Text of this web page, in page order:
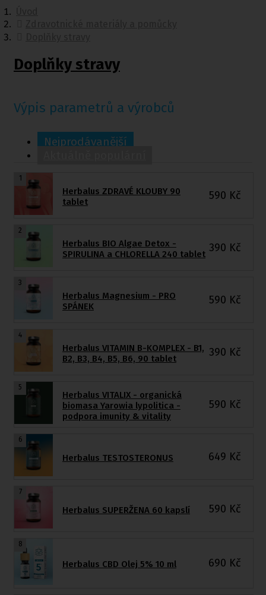
Doplňky stravy
Výpis parametrů a výrobců
Nejprodávanější
1
Herbalus ZDRAVÉ KLOUBY 90
tablet
590 Kč
2
Herbalus BIO Algae Detox -
SPIRULINA a CHLORELLA 240 tablet 390 Kč
3
Herbalus Magnesium - PRO
SPÁNEK
590 Kč
4
Herbalus VITAMIN B-KOMPLEX - B1,
B2, B3, B4, B5, B6, 90 tablet
390 Kč
5
Herbalus VITALIX - organická
biomasa Yarowia lypolitica -
podpora imunity & vitality
590 Kč
6
Herbalus TESTOSTERONUS 649 Kč
7
Herbalus SUPERŽENA 60 kapslí 590 Kč
8
Herbalus CBD Olej 5% 10 ml 690 Kč